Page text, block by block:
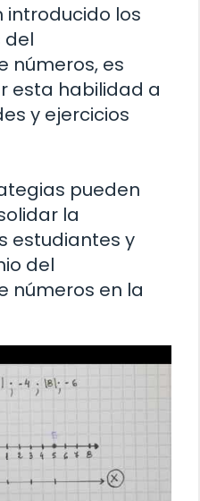
introducido los
del
números, es
esta habilidad a
y ejercicios
pueden
la
estudiantes y
del
números en la